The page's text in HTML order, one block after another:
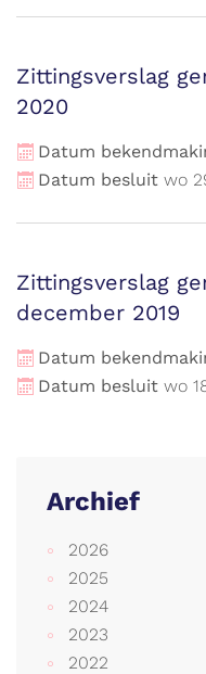
Zittingsverslag
2020
Datum
Datum besluit wo
Zittingsverslag
december 2019
Datum
Datum besluit wo
Archief
2026
2025
2024
2023
2022